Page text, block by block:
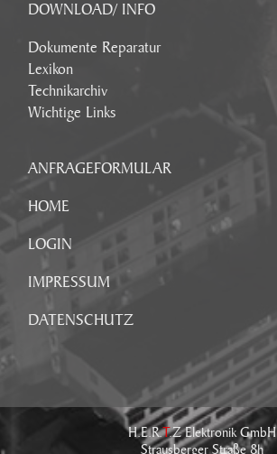
DOWNLOAD/ INFO
Dokumente Reparatur
Lexikon
Technikarchiv
Wichtige Links
ANFRAGEFORMULAR
HOME
LOGIN
IMPRESSUM
DATENSCHUTZ
H.E.R.T.Z Elektronik GmbH
Strausberger Straße 8h